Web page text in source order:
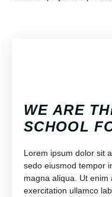
WE ARE
SCHOOL
Lorem ipsum dolor sit
sedo eiusmod tempor
magna aliqua. Ut enim
exercitation ullamco